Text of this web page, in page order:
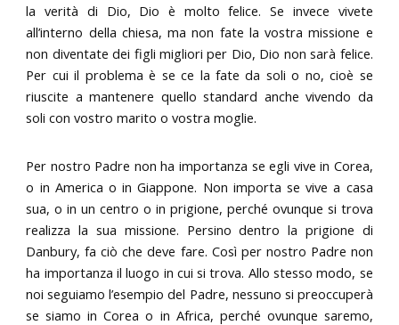
la verità di Dio, Dio è molto felice. Se invece vivete
all’interno della chiesa, ma non fate la vostra missione e
non diventate dei figli migliori per Dio, Dio non sarà felice.
Per cui il problema è se ce la fate da soli o no, cioè se
riuscite a mantenere quello standard anche vivendo da
soli con vostro marito o vostra moglie.
Per nostro Padre non ha importanza se egli vive in Corea,
o in America o in Giappone. Non importa se vive a casa
sua, o in un centro o in prigione, perché ovunque si trova
realizza la sua missione. Persino dentro la prigione di
Danbury, fa ciò che deve fare. Così per nostro Padre non
ha importanza il luogo in cui si trova. Allo stesso modo, se
noi seguiamo l’esempio del Padre, nessuno si preoccuperà
se siamo in Corea o in Africa, perché ovunque saremo,